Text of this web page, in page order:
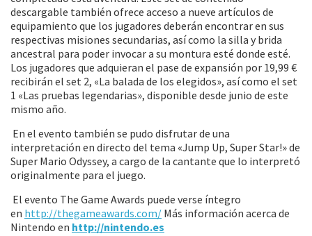
descargable también ofrece acceso a nueve artículos de
equipamiento que los jugadores deberán encontrar en sus
respectivas misiones secundarias, así como la silla y brida
ancestral para poder invocar a su montura esté donde esté.
Los jugadores que adquieran el pase de expansión por 19,99 €
recibirán el set 2, «La balada de los elegidos», así como el set
1 «Las pruebas legendarias», disponible desde junio de este
mismo año.
En el evento también se pudo disfrutar de una
interpretación en directo del tema «Jump Up, Super Star!» de
Super Mario Odyssey, a cargo de la cantante que lo interpretó
originalmente para el juego.
El evento The Game Awards puede verse íntegro
en http://thegameawards.com/ Más información acerca de
Nintendo en http://nintendo.es